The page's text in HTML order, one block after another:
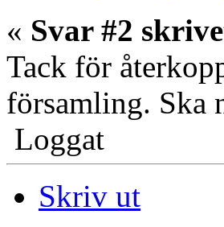
« Svar #2
Tack för
församling. Ska
Loggat
Skriv ut